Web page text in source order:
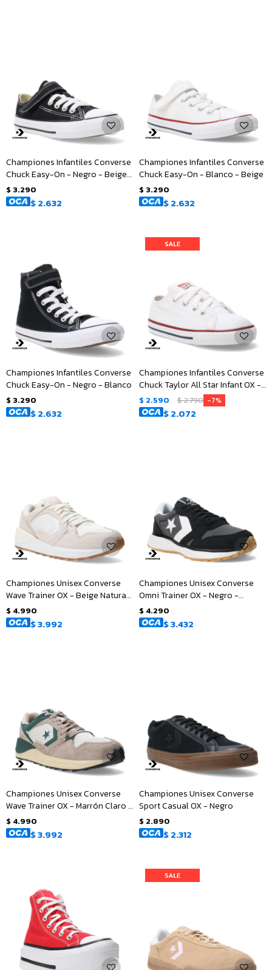
Championes Infantiles Converse
Chuck Easy-On - Negro - Beige -
Blanco
$ 3.290
$2.632
Championes Infantiles Converse
Chuck Easy-On - Blanco - Beige
$ 3.290
$2.632
Championes Infantiles Converse
Chuck Easy-On - Negro - Blanco
$ 3.290
$2.632
Championes Infantiles Converse
Chuck Taylor All Star Infant OX -
Blanco
$ 2.590 $2.790 7
$2.072
Championes Unisex Converse
Wave Trainer OX - Beige Natural
- Blanco
$ 4.990
$3.992
Championes Unisex Converse
Omni Trainer OX - Negro -
Blanco
$ 4.290
$3.432
Championes Unisex Converse
Wave Trainer OX - Marrón Claro -
Verde
$ 4.990
$3.992
Championes Unisex Converse
Sport Casual OX - Negro
$ 2.890
$2.312